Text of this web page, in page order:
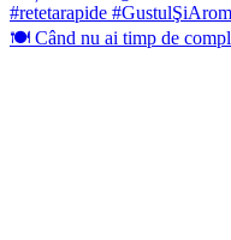
🍽️ Când nu ai timp de